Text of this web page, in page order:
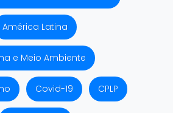
América Latina
e Meio Ambiente
Covid-19 CPLP